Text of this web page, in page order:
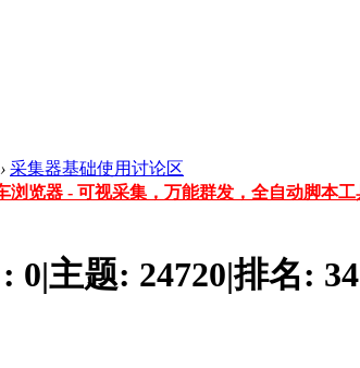
› 采集器基础使用讨论区
浏览器 - 可视采集，万能群发，全自动脚本工
0|主题: 24720|排名: 34